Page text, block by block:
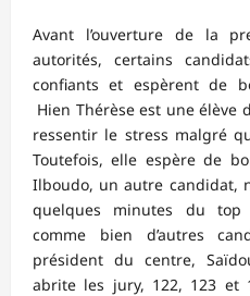
Avant l’ouverture de la
autorités, certains
confiants et espèrent de
Hien Thérèse est une élève
ressentir le stress malgré
Toutefois, elle espère de
Ilboudo, un autre candidat,
quelques minutes du top
comme bien d’autres
président du centre,
abrite les jury, 122, 123 et